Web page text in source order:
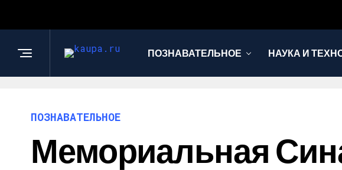
ПОЗНАВАТЕЛЬНОЕ НАУКА И
ПОЗНАВАТЕЛЬНОЕ
Мемориальная